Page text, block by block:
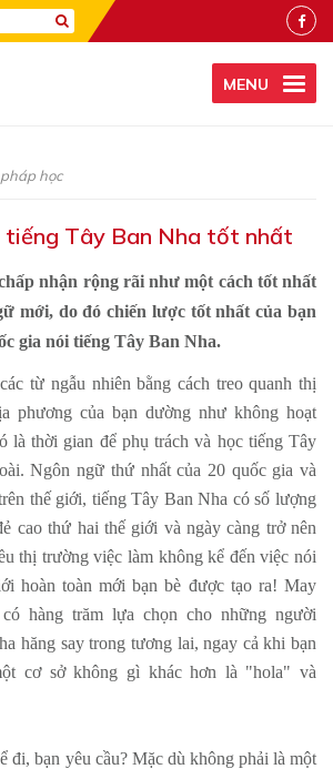
MENU
học
tiếng Tây Ban Nha tốt nhất
nhận rộng rãi như một cách tốt nhất
mới, do đó chiến lược tốt nhất của bạn
gia nói tiếng Tây Ban Nha.
từ ngẫu nhiên bằng cách treo quanh thị
phương của bạn dường như không hoạt
là thời gian để phụ trách và học tiếng Tây
Ngôn ngữ thứ nhất của 20 quốc gia và
thế giới, tiếng Tây Ban Nha có số lượng
cao thứ hai thế giới và ngày càng trở nên
thị trường việc làm không kể đến việc nói
hoàn toàn mới bạn bè được tạo ra! May
hàng trăm lựa chọn cho những người
hăng say trong tương lai, ngay cả khi bạn
cơ sở không gì khác hơn là "hola" và
đi, bạn yêu cầu? Mặc dù không phải là một